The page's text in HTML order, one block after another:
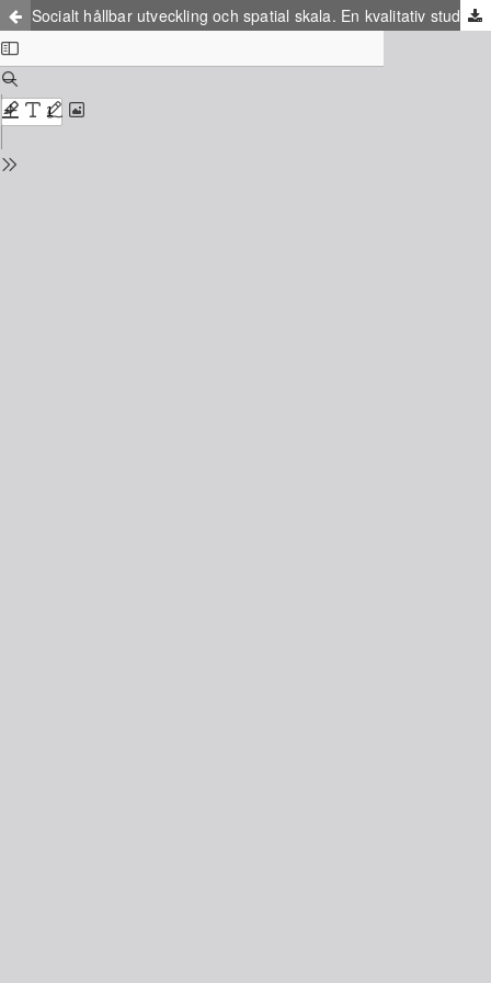
Socialt hållbar utveckling och spatial skala. En kvalitativ studie av ett bostadsområde definierat som riskområde för negativ social utveckling